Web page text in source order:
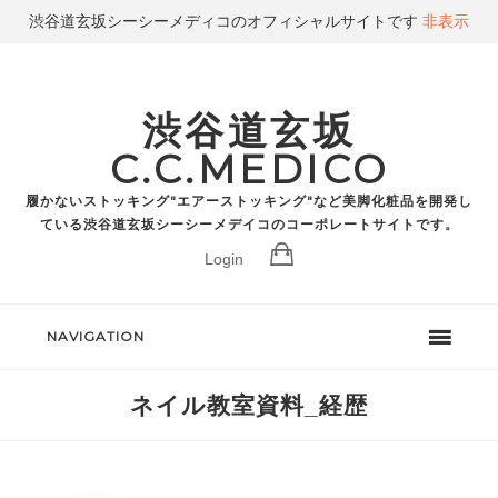
渋谷道玄坂
C.C.MEDICO
履かないストッキング"エアーストッキング"など美脚化粧品を開発し
ている渋谷道玄坂シーシーメデイコのコーポレートサイトです。
Login
NAVIGATION
ネイル教室資料_経歴
渋谷道玄坂シーシーメディコのオフィシャルサイトです 非表示